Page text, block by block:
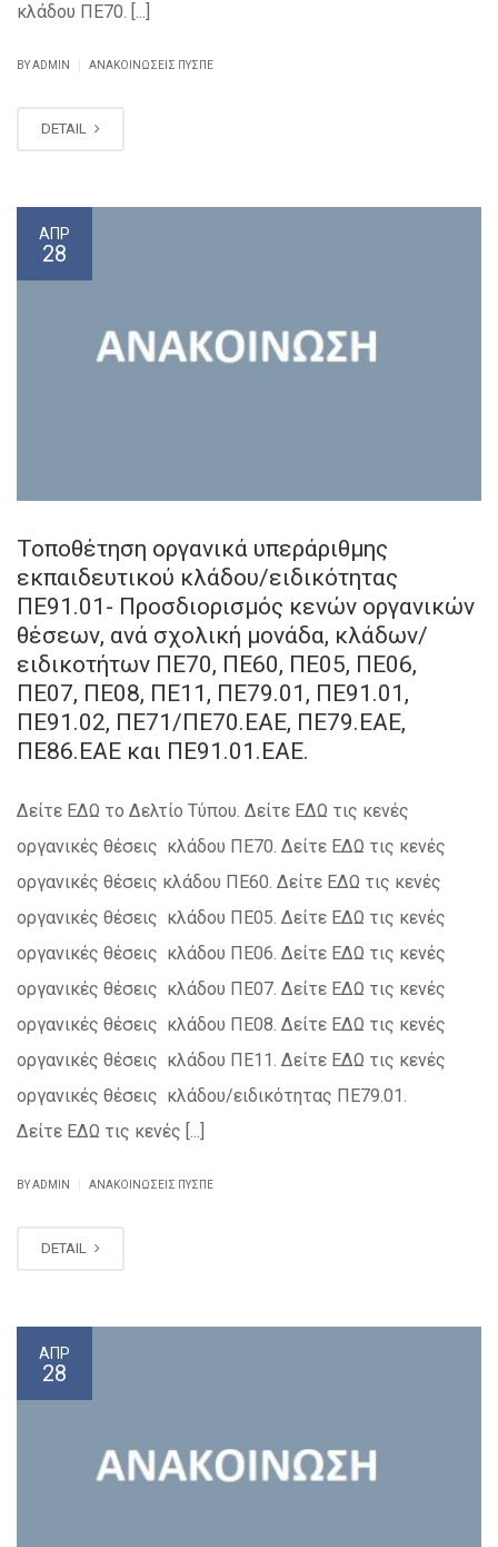
κλάδου ΠΕ70. [...]
BY ADMIN ΑΝΑΚΟΙΝΏΣΕΙΣ ΠΥΣΠΕ
DETAIL
ΑΠΡ
28
Τοποθέτηση οργανικά υπεράριθμης
εκπαιδευτικού κλάδου/ειδικότητας
ΠΕ91.01- Προσδιορισμός κενών οργανικών
θέσεων, ανά σχολική μονάδα, κλάδων/
ειδικοτήτων ΠΕ70, ΠΕ60, ΠΕ05, ΠΕ06,
ΠΕ07, ΠΕ08, ΠΕ11, ΠΕ79.01, ΠΕ91.01,
ΠΕ91.02, ΠΕ71/ΠΕ70.ΕΑΕ, ΠΕ79.ΕΑΕ,
ΠΕ86.ΕΑΕ και ΠΕ91.01.ΕΑΕ.
Δείτε ΕΔΩ το Δελτίο Τύπου. Δείτε ΕΔΩ τις κενές
οργανικές θέσεις κλάδου ΠΕ70. Δείτε ΕΔΩ τις κενές
οργανικές θέσεις κλάδου ΠΕ60. Δείτε ΕΔΩ τις κενές
οργανικές θέσεις κλάδου ΠΕ05. Δείτε ΕΔΩ τις κενές
οργανικές θέσεις κλάδου ΠΕ06. Δείτε ΕΔΩ τις κενές
οργανικές θέσεις κλάδου ΠΕ07. Δείτε ΕΔΩ τις κενές
οργανικές θέσεις κλάδου ΠΕ08. Δείτε ΕΔΩ τις κενές
οργανικές θέσεις κλάδου ΠΕ11. Δείτε ΕΔΩ τις κενές
οργανικές θέσεις κλάδου/ειδικότητας ΠΕ79.01.
Δείτε ΕΔΩ τις κενές [...]
BY ADMIN ΑΝΑΚΟΙΝΏΣΕΙΣ ΠΥΣΠΕ
DETAIL
ΑΠΡ
28